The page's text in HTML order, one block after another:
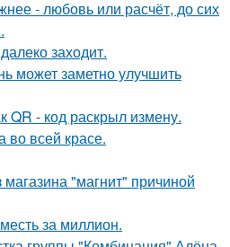
- любовь или расчёт, до сих
заходит.
может заметно улучшить
QR - код раскрыл измену.
всей красе.
"магнит" причиной
за миллион.